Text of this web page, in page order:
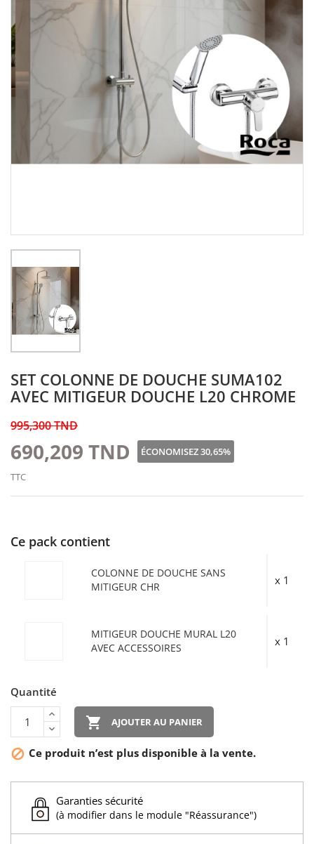
SET COLONNE DE DOUCHE SUMA102
AVEC MITIGEUR DOUCHE L20 CHROME
995,300 TND
690,209 TND
ÉCONOMISEZ 30,65%
TTC
Ce pack contient
COLONNE DE DOUCHE SANS
MITIGEUR CHR
x 1
MITIGEUR DOUCHE MURAL L20
AVEC ACCESSOIRES
x 1
Quantité
 AJOUTER AU PANIER
 Ce produit n’est plus disponible à la vente.
Garanties sécurité
(à modifier dans le module "Réassurance")